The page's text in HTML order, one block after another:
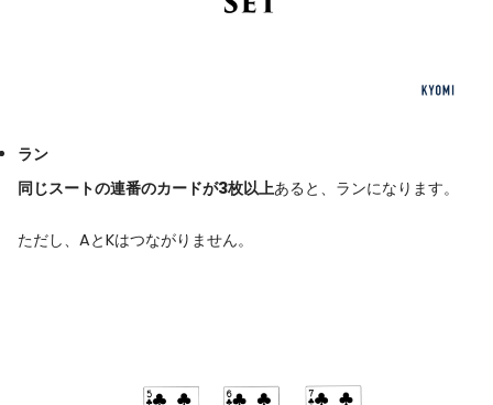
ラン
同じスートの連番のカードが3枚以上あると、ランになります。
ただし、AとKはつながりません。